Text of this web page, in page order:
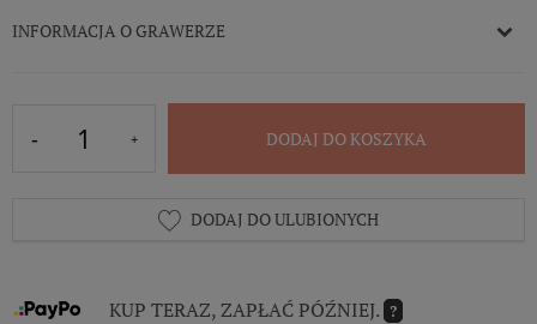
INFORMACJA O GRAWERZE
DODAJ DO KOSZYKA
DODAJ DO ULUBIONYCH
KUP TERAZ, ZAPŁAĆ PÓŹNIEJ. ?